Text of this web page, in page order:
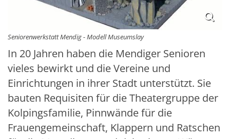
Seniorenwerkstatt Mendig - Modell Museumslay
In 20 Jahren haben die Mendiger Senioren
vieles bewirkt und die Vereine und
Einrichtungen in ihrer Stadt unterstützt. Sie
bauten Requisiten für die Theatergruppe der
Kolpingsfamilie, Pinnwände für die
Frauengemeinschaft, Klappern und Ratschen